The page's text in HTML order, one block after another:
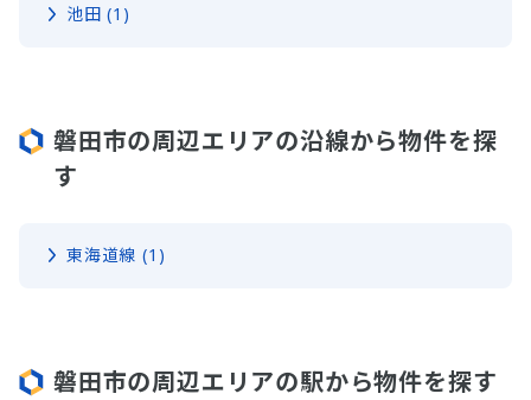
池田 (1)
磐田市の周辺エリアの沿線から物件を探
す
東海道線 (1)
磐田市の周辺エリアの駅から物件を探す